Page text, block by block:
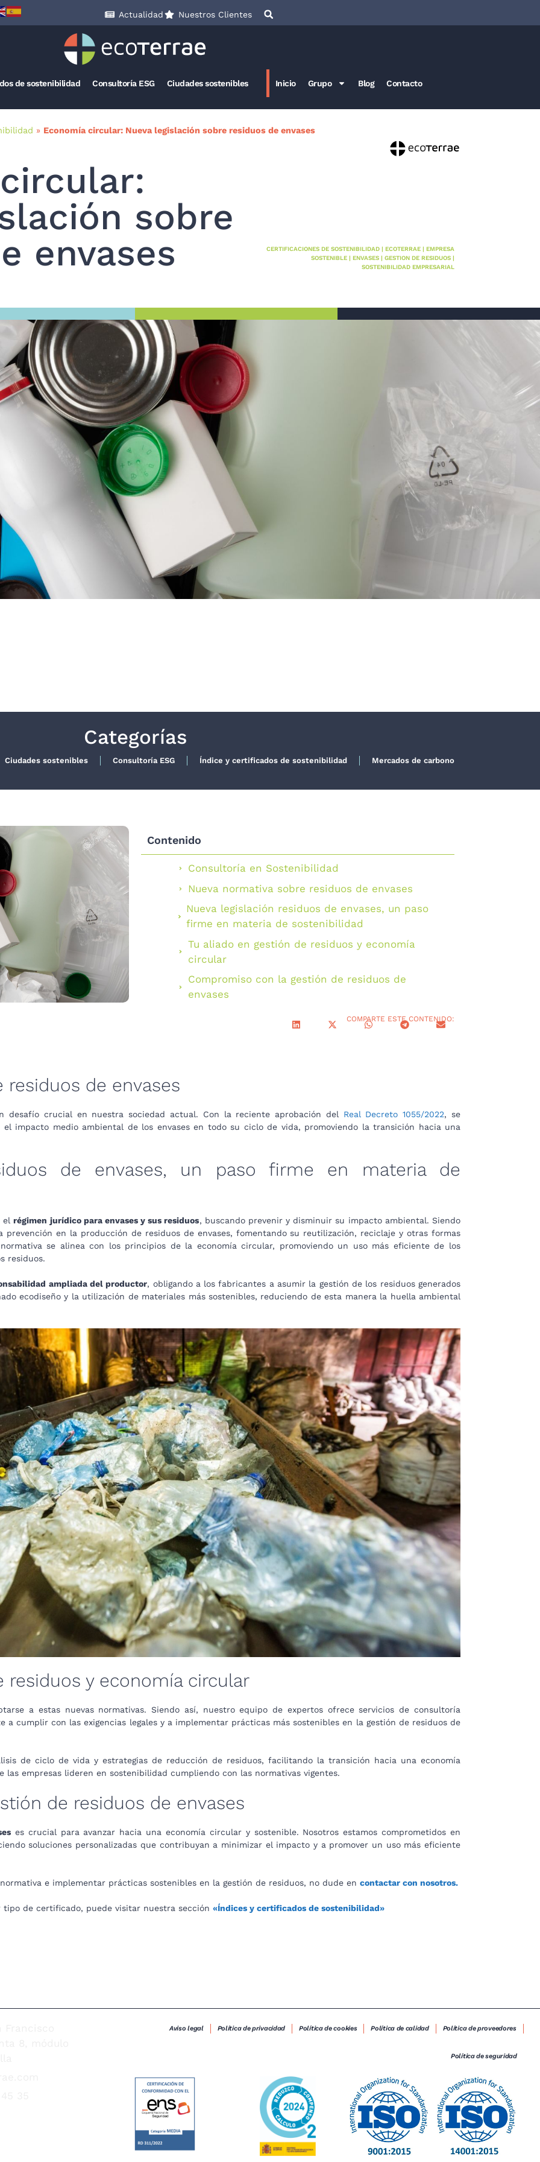
Actualidad Nuestros Clientes
de sostenibilidad Consultoría ESG Ciudades sostenibles Inicio Grupo Blog Contacto
» Economía circular: Nueva legislación sobre residuos de envases
sobre
envases
CERTIFICACIONES DE SOSTENIBILIDAD | ECOTERRAE | EMPRESA
SOSTENIBLE | ENVASES | GESTION DE RESIDUOS |
SOSTENIBILIDAD EMPRESARIAL
Categorías
Ciudades sostenibles Consultoría ESG Índice y certificados de sostenibilidad Mercados de carbono
Contenido
Consultoría en Sostenibilidad
Nueva normativa sobre residuos de envases
Nueva legislación residuos de envases, un paso
firme en materia de sostenibilidad
Tu aliado en gestión de residuos y economía
circular
Compromiso con la gestión de residuos de
envases
COMPARTE ESTE CONTENIDO:
residuos de envases
desafío crucial en nuestra sociedad actual. Con la reciente aprobación del Real Decreto 1055/2022, se
impacto medio ambiental de los envases en todo su ciclo de vida, promoviendo la transición hacia una
de envases, un paso firme en materia de
elrégimen jurídico para envases y sus residuos, buscando prevenir y disminuir su impacto ambiental. Siendo
prevención en la producción de residuos de envases, fomentando su reutilización, reciclaje y otras formas
se alinea con los principios de la economía circular, promoviendo un uso más eficiente de los
residuos.
ampliada del productor, obligando a los fabricantes a asumir la gestión de los residuos generados
ecodiseño y la utilización de materiales más sostenibles, reduciendo de esta manera la huella ambiental
residuos y economía circular
a estas nuevas normativas. Siendo así, nuestro equipo de expertos ofrece servicios de consultoría
a cumplir con las exigencias legales y a implementar prácticas más sostenibles en la gestión de residuos de
de ciclo de vida y estrategias de reducción de residuos, facilitando la transición hacia una economía
las empresas lideren en sostenibilidad cumpliendo con las normativas vigentes.
de residuos de envases
es crucial para avanzar hacia una economía circular y sostenible. Nosotros estamos comprometidos en
soluciones personalizadas que contribuyan a minimizar el impacto y a promover un uso más eficiente
e implementar prácticas sostenibles en la gestión de residuos, no dude en contactar con nosotros.
de certificado, puede visitar nuestra sección «Índices y certificados de sostenibilidad»
Aviso legal Política de privacidad Política de cookies Política de calidad Política de proveedores
Política de seguridad